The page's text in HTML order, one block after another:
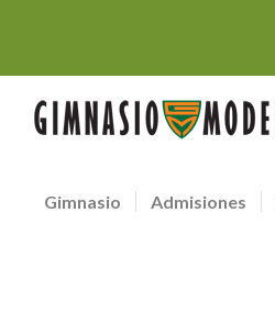
Gimnasio Admisiones